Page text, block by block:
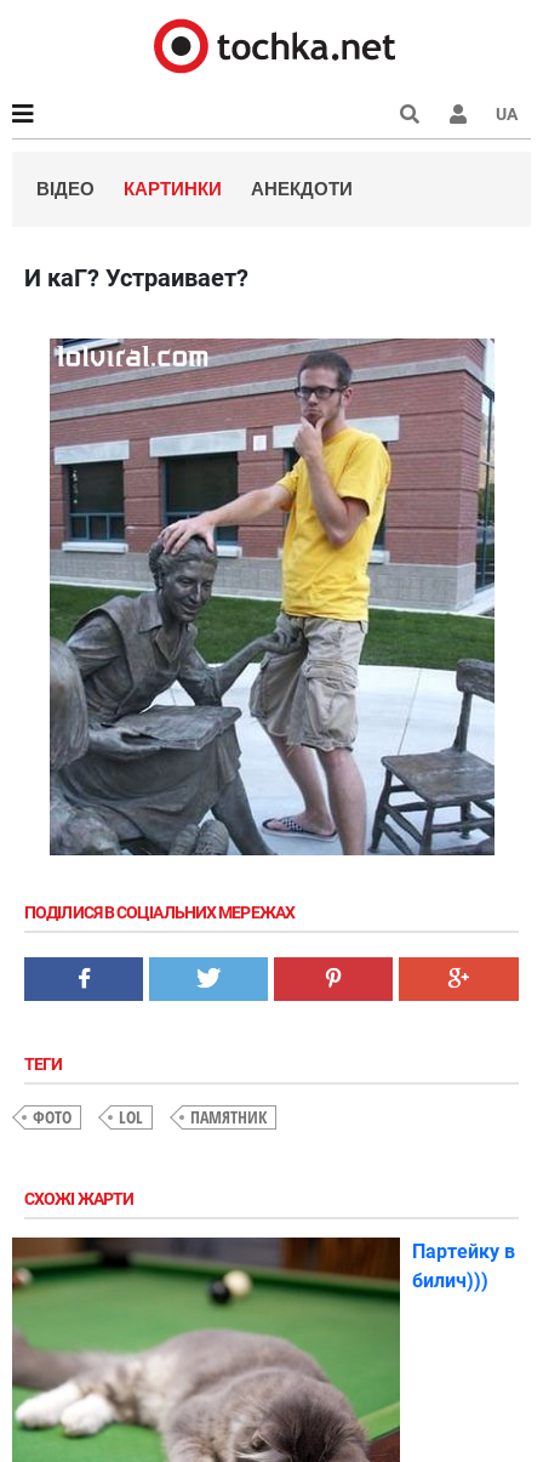
UA
ВІДЕО КАРТИНКИ АНЕКДОТИ
И каГ? Устраивает?
ПОДІЛИСЯ В СОЦІАЛЬНИХ МЕРЕЖАХ
ТЕГИ
ФОТО LOL ПАМЯТНИК
СХОЖІ ЖАРТИ
Партейку в
билич)))